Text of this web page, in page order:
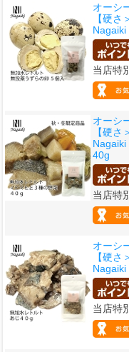
オーシ
【硬さ
Nagaiki
当店特
オーシ
【硬さ
40g
当店特
オーシ
【硬さ
当店特